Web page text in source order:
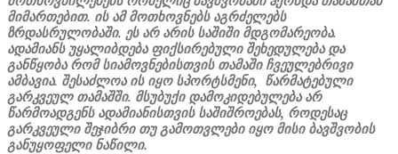
მიმართებით. ის ამ მოთხოვნებს აგრძელებს
ზრდასრულობაში. ეს არ არის საშიში მდგომარეობა.
ადამიანს უყალიბდება ფიქსირებული შეხედულება და
განწყობა რომ სიამოვნებისთვის თამაში ჩვეულებრივი
ამბავია. შესაძლოა ის იყო სპორტსმენი, წარმატებული
გარკვეულ თამაშში. მსუბუქი დამოკიდებულება არ
წარმოადგენს ადამიანისთვის საშიშროებას, როდესაც
გარკვეული შეჯიბრი თუ გამოთვლები იყო მისი ბავშვობის
განუყოფელი ნაწილი.